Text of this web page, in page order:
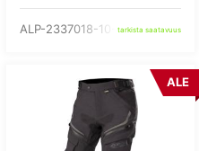
ALP-2337018-10- tarkista saatavuus
ALE